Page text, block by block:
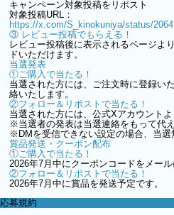
キャンペーン対象投稿をリポスト
対象投稿URL：
https://x.com/S_kinokuniya/status/
③ レビュー投稿でもらえる！
レビュー投稿後に表示されるページよ
ドいただけます。
当選発表
①ご購入で当たる！
当選された方には、ご注文時に登録い
絡いたします。
②フォロー＆リポストで当たる！
当選された方には、公式Xアカウント
※当選者の発表は当選連絡をもって代
※DMを受信できない設定の場合、当選
賞品発送・クーポン配布
①ご購入で当たる！
2026年7月中にクーポンコードをメール
②フォロー＆リポストで当たる！
2026年7月中に賞品を発送予定です。
応募規約